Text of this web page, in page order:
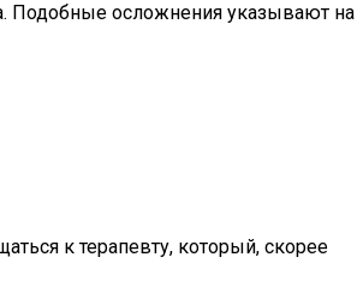
Подобные осложнения указывают на
к терапевту, который, скорее